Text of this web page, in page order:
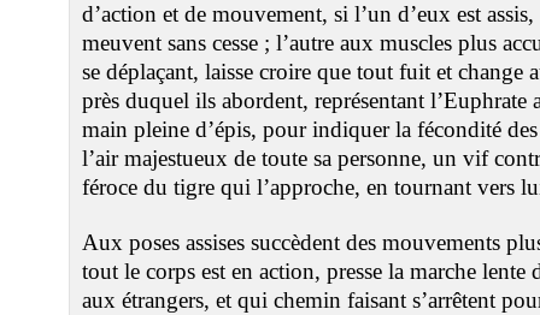
d’action et de mouvement, si l’un d’eux est
meuvent sans cesse ; l’autre aux muscles plus
se déplaçant, laisse croire que tout fuit et
près duquel ils abordent, représentant
main pleine d’épis, pour indiquer la fécondité
l’air majestueux de toute sa personne, un vif
féroce du tigre qui l’approche, en tournant vers
Aux poses assises succèdent des mouvements
tout le corps est en action, presse la marche
aux étrangers, et qui chemin faisant s’arrêtent